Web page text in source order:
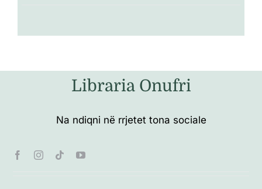
Libraria Onufri
Na ndiqni në rrjetet tona sociale